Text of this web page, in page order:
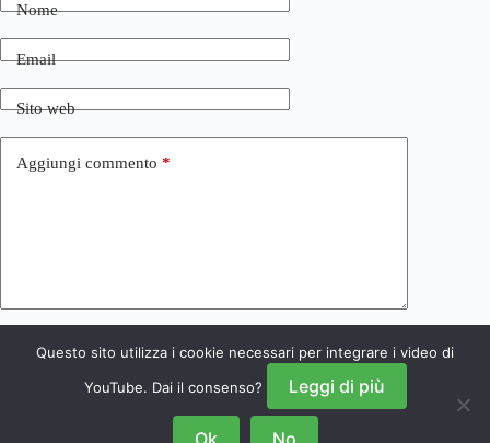
Nome
Email
Sito web
Aggiungi commento *
Invia commento
Questo sito utilizza i cookie necessari per integrare i video di
YouTube. Dai il consenso?
Leggi di più
Ok No